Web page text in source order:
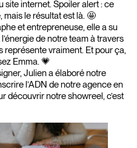
site internet. Spoiler alert : ce
mais le résultat est là. 🤩
et entrepreneuse, elle a su
de notre team à travers
représente vraiment. Et pour ça,
Emma. 💗
Julien a élaboré notre
l’ADN de notre agence en
découvrir notre showreel, c’est